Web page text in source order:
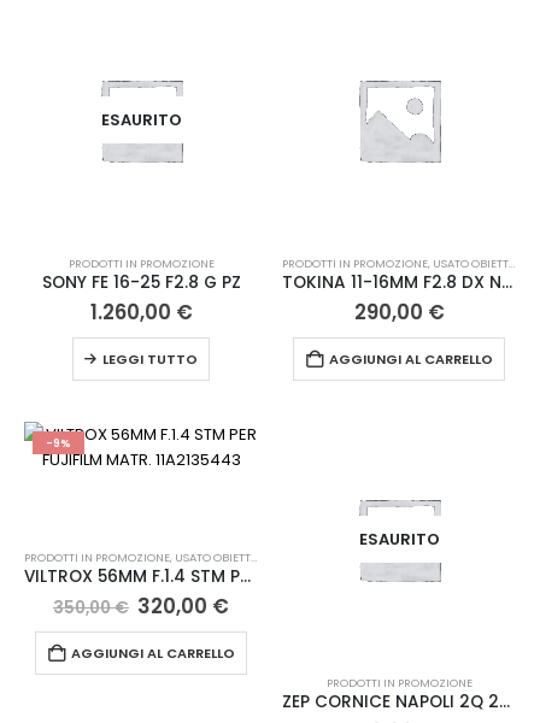
ESAURITO
PRODOTTI IN PROMOZIONE
SONY FE 16-25 F2.8 G PZ
1.260,00 €
LEGGI TUTTO
PRODOTTI IN PROMOZIONE, USATO OBIETTIVO DIGITALE
TOKINA 11-16MM F2.8 DX NIKON M.82J2029
290,00 €
AGGIUNGI AL CARRELLO
-9%
PRODOTTI IN PROMOZIONE, USATO OBIETTIVO DIGITALE
VILTROX 56MM F.1.4 STM PER FUJIFILM MATR. 11A2135443
350,00€ Il
prezzo
originale
era:
350,00 €.
320,00 €Il
prezzo
attuale
è:
320,00 €.
AGGIUNGI AL CARRELLO
ESAURITO
PRODOTTI IN PROMOZIONE
ZEP CORNICE NAPOLI 2Q 2X13X18